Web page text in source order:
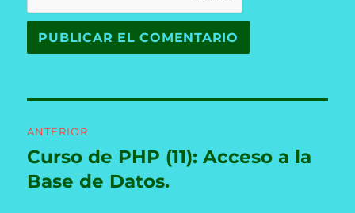
de
entradas
ANTERIOR
Entrada
anterior:
Curso de PHP (11): Acceso a la
Base de Datos.